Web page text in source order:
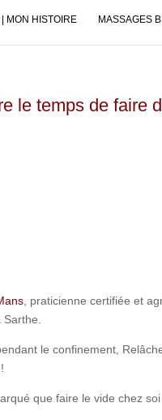
MON HISTOIRE MASSAGES
le temps de faire
, praticienne certifiée et
le confinement,
que faire le vide chez